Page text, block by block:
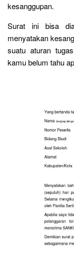
kesanggupan.
Surat ini bisa
menyatakan
suatu aturan
kamu belum tahu